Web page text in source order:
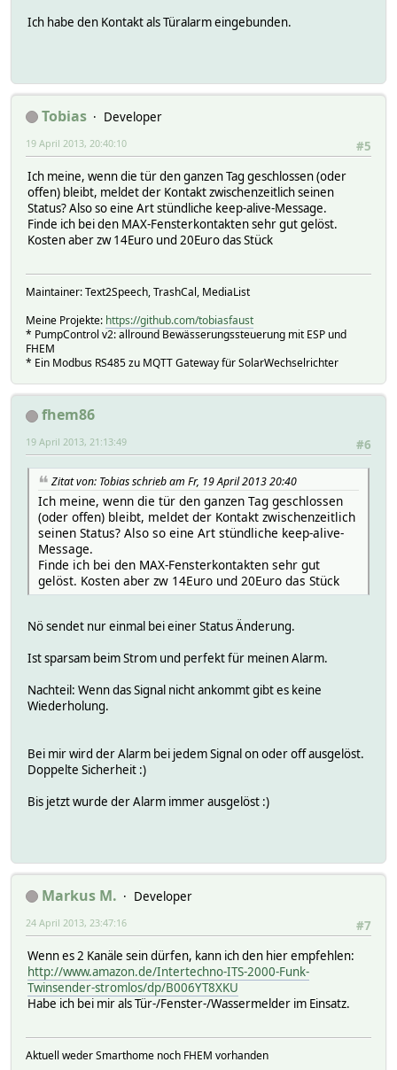
Ich habe den Kontakt als Türalarm eingebunden.
Tobias
Developer
#5
19 April 2013, 20:40:10
Ich meine, wenn die tür den ganzen Tag geschlossen (oder
offen) bleibt, meldet der Kontakt zwischenzeitlich seinen
Status? Also so eine Art stündliche keep-alive-Message.
Finde ich bei den MAX-Fensterkontakten sehr gut gelöst.
Kosten aber zw 14Euro und 20Euro das Stück
Maintainer: Text2Speech, TrashCal, MediaList
Meine Projekte: https://github.com/tobiasfaust
* PumpControl v2: allround Bewässerungssteuerung mit ESP und
FHEM
* Ein Modbus RS485 zu MQTT Gateway für SolarWechselrichter
fhem86
#6
19 April 2013, 21:13:49
Zitat von: Tobias schrieb am Fr, 19 April 2013 20:40
Ich meine, wenn die tür den ganzen Tag geschlossen
(oder offen) bleibt, meldet der Kontakt zwischenzeitlich
seinen Status? Also so eine Art stündliche keep-alive-
Message.
Finde ich bei den MAX-Fensterkontakten sehr gut
gelöst. Kosten aber zw 14Euro und 20Euro das Stück
Nö sendet nur einmal bei einer Status Änderung.
Ist sparsam beim Strom und perfekt für meinen Alarm.
Nachteil: Wenn das Signal nicht ankommt gibt es keine
Wiederholung.
Bei mir wird der Alarm bei jedem Signal on oder off ausgelöst.
Doppelte Sicherheit :)
Bis jetzt wurde der Alarm immer ausgelöst :)
Markus M.
Developer
#7
24 April 2013, 23:47:16
Wenn es 2 Kanäle sein dürfen, kann ich den hier empfehlen:
http://www.amazon.de/Intertechno-ITS-2000-Funk-
Twinsender-stromlos/dp/B006YT8XKU
Habe ich bei mir als Tür-/Fenster-/Wassermelder im Einsatz.
Aktuell weder Smarthome noch FHEM vorhanden